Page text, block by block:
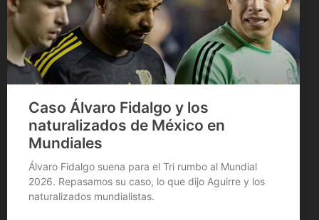
Caso Álvaro Fidalgo y los
naturalizados de México en
Mundiales
Álvaro Fidalgo suena para el Tri rumbo al Mundial
2026. Repasamos su caso, lo que dijo Aguirre y los
naturalizados mundialistas.